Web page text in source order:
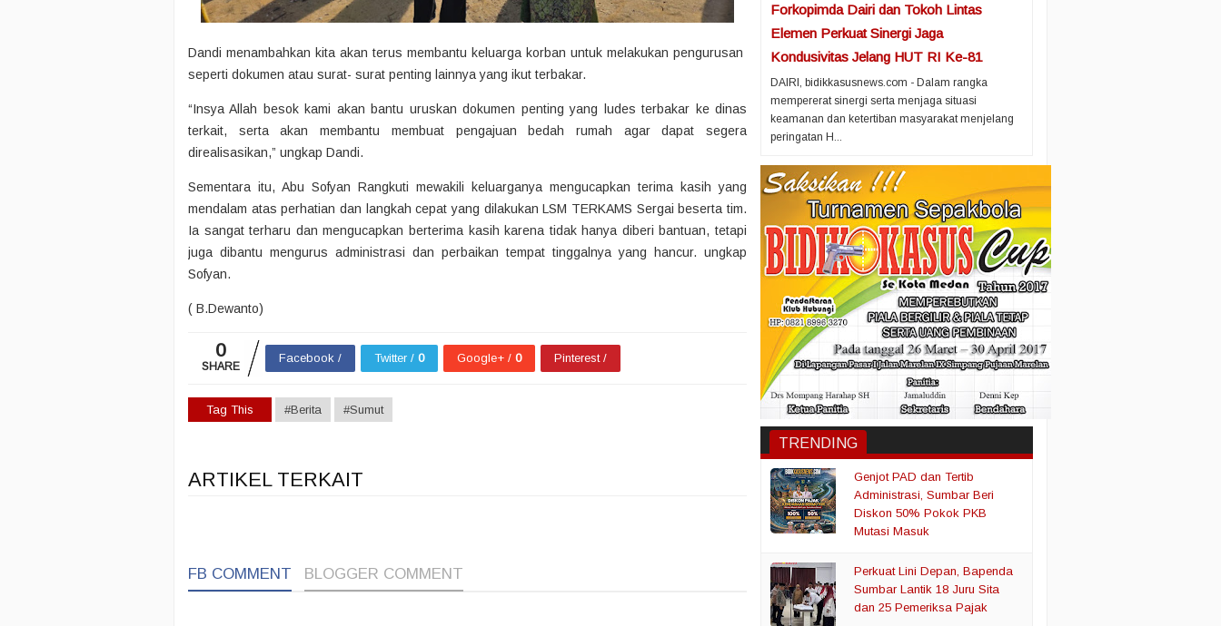
Dandi menambahkan kita akan terus membantu keluarga korban untuk melakukan pengurusan
seperti dokumen atau surat- surat penting lainnya yang ikut terbakar.
“Insya Allah besok kami akan bantu uruskan dokumen penting yang ludes terbakar ke dinas
terkait, serta akan membantu membuat pengajuan bedah rumah agar dapat segera
direalisasikan,” ungkap Dandi.
Sementara itu, Abu Sofyan Rangkuti mewakili keluarganya mengucapkan terima kasih yang
mendalam atas perhatian dan langkah cepat yang dilakukan LSM TERKAMS Sergai beserta tim.
Ia sangat terharu dan mengucapkan berterima kasih karena tidak hanya diberi bantuan, tetapi
juga dibantu mengurus administrasi dan perbaikan tempat tinggalnya yang hancur. ungkap
Sofyan.
( B.Dewanto)
0
SHARE
Facebook / Twitter / 0 Google+ / 0 Pinterest /
Tag This #Berita #Sumut
ARTIKEL TERKAIT
FB COMMENT BLOGGER COMMENT
Forkopimda Dairi dan Tokoh Lintas
Elemen Perkuat Sinergi Jaga
Kondusivitas Jelang HUT RI Ke-81
DAIRI, bidikkasusnews.com - Dalam rangka
mempererat sinergi serta menjaga situasi
keamanan dan ketertiban masyarakat menjelang
peringatan H...
TRENDING
Genjot PAD dan Tertib
Administrasi, Sumbar Beri
Diskon 50% Pokok PKB
Mutasi Masuk
Perkuat Lini Depan, Bapenda
Sumbar Lantik 18 Juru Sita
dan 25 Pemeriksa Pajak